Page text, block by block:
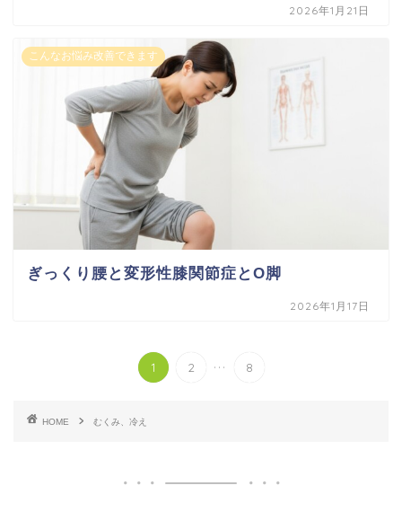
2026年1月21日
こんなお悩み改善できます
ぎっくり腰と変形性膝関節症とO脚
2026年1月17日
1 2 ... 8
HOME むくみ、冷え